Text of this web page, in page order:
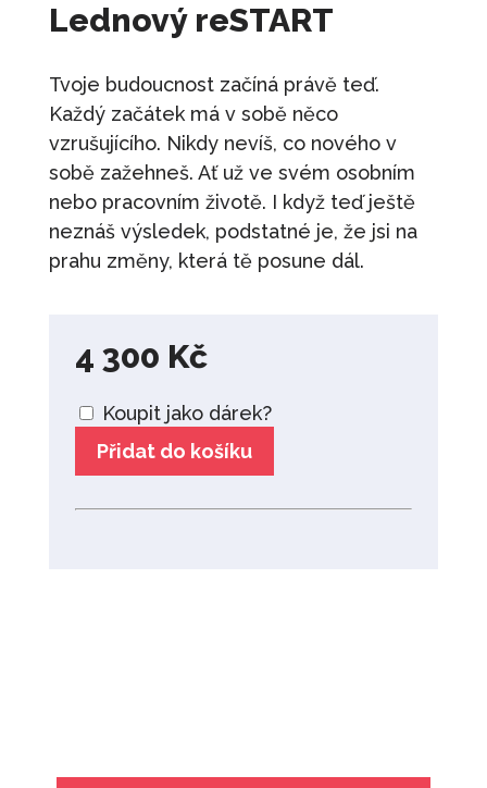
Lednový reSTART
Tvoje budoucnost začíná právě teď.
Každý začátek má v sobě něco
vzrušujícího. Nikdy nevíš, co nového v
sobě zažehneš. Ať už ve svém osobním
nebo pracovním životě. I když teď ještě
neznáš výsledek, podstatné je, že jsi na
prahu změny, která tě posune dál.
4 300 Kč
Koupit jako dárek?
Přidat do košíku
Trénink: Srpen - Jak se naučit říkat NE
Karta: Duben - Úspěch
100Kč + PŘIDAT